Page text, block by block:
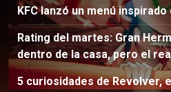
KFC lanzó un menú
Rating del martes: Gran
dentro de la casa, pero el
5 curiosidades de Revolver,